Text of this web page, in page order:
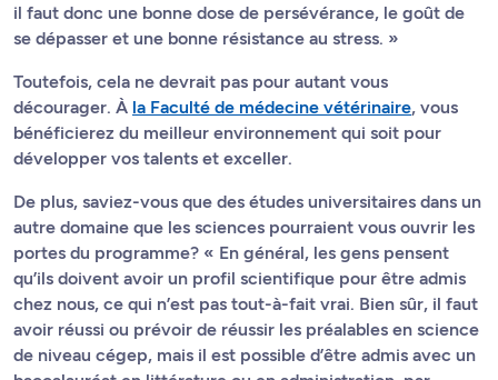
il faut donc une bonne dose de persévérance, le goût de
se dépasser et une bonne résistance au stress. »
Toutefois, cela ne devrait pas pour autant vous
décourager. À la Faculté de médecine vétérinaire, vous
bénéficierez du meilleur environnement qui soit pour
développer vos talents et exceller.
De plus, saviez-vous que des études universitaires dans un
autre domaine que les sciences pourraient vous ouvrir les
portes du programme? « En général, les gens pensent
qu’ils doivent avoir un profil scientifique pour être admis
chez nous, ce qui n’est pas tout-à-fait vrai. Bien sûr, il faut
avoir réussi ou prévoir de réussir les préalables en science
de niveau cégep, mais il est possible d’être admis avec un